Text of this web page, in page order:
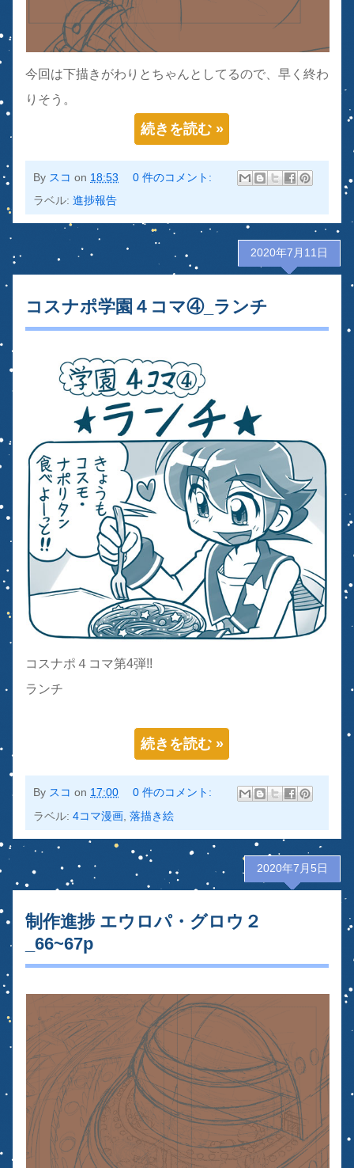
今回は下描きがわりとちゃんとしてるので、早く終わ
りそう。
続きを読む »
By スコ on 18:53
0 件のコメント:
ラベル: 進捗報告
2020年7月11日
コスナポ学園４コマ④_ランチ
コスナポ４コマ第4弾!!
ランチ
続きを読む »
By スコ on 17:00
0 件のコメント:
ラベル: 4コマ漫画 落描き絵
2020年7月5日
制作進捗 エウロパ・グロウ２
_66~67p